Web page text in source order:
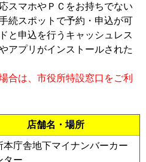
スマホやＰＣをお持ちでない
続スポットで予約・申込が可
と申込を行うキャッシュレス
アプリがインストールされた
合は、市役所特設窓口をご利
店舗名・場所
本庁舎地下マイナンバーカー
ター